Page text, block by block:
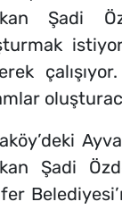
Şadi
Şadi